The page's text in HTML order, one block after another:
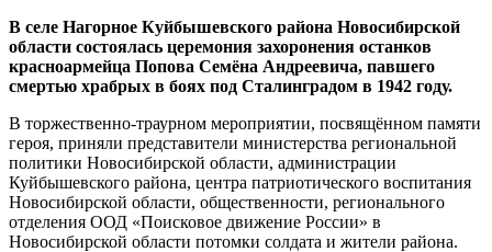
В селе Нагорное Куйбышевского района Новосибирской
области состоялась церемония захоронения останков
красноармейца Попова Семёна Андреевича, павшего
смертью храбрых в боях под Сталинградом в 1942 году.
В торжественно-траурном мероприятии, посвящённом памяти
героя, приняли представители министерства региональной
политики Новосибирской области, администрации
Куйбышевского района, центра патриотического воспитания
Новосибирской области, общественности, регионального
отделения ООД «Поисковое движение России» в
Новосибирской области потомки солдата и жители района.